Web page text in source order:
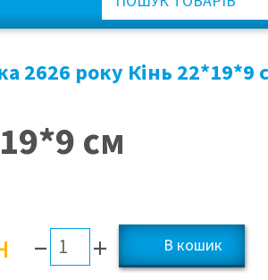
2626 року Кінь 22*19*9
см
– +